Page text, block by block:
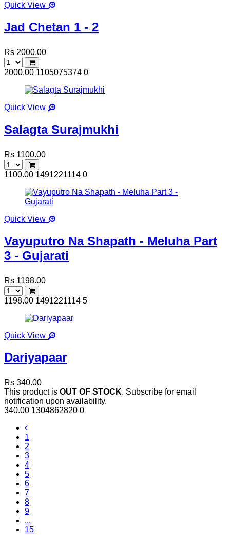
Quick View
Jad Chetan 1 - 2
Rs 2000.00
2000.00 1105075374 0
Quick View
Salagta Surajmukhi
Rs 1100.00
1100.00 1491221114 0
Quick View
Vayuputro Na Shapath - Meluha Part
3 - Gujarati
Rs 1198.00
1198.00 1491221114 5
Quick View
Dariyapaar
Rs 340.00
This product is OUT OF STOCK. Subscribe for email
notification upon availability.
340.00 1304862820 0
1
2
3
4
5
6
7
8
9
...
15